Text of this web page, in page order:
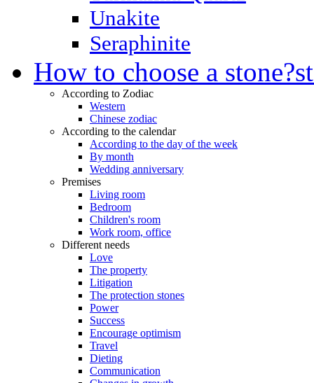
Unakite
Seraphinite
How to choose a stone?
According to Zodiac
Western
Chinese zodiac
According to the calendar
According to the day of the week
By month
Wedding anniversary
Premises
Living room
Bedroom
Children's room
Work room, office
Different needs
Love
The property
Litigation
The protection stones
Power
Success
Encourage optimism
Travel
Dieting
Communication